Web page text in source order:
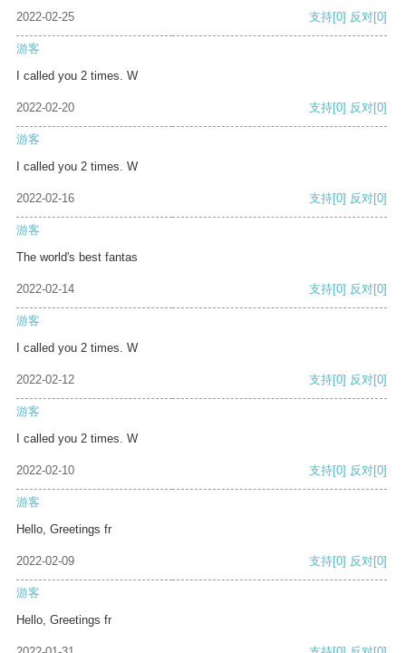
2022-02-25 支持[0] 反对[0]
游客
I called you 2 times. W
2022-02-20 支持[0] 反对[0]
游客
I called you 2 times. W
2022-02-16 支持[0] 反对[0]
游客
The world's best fantas
2022-02-14 支持[0] 反对[0]
游客
I called you 2 times. W
2022-02-12 支持[0] 反对[0]
游客
I called you 2 times. W
2022-02-10 支持[0] 反对[0]
游客
Hello, Greetings fr
2022-02-09 支持[0] 反对[0]
游客
Hello, Greetings fr